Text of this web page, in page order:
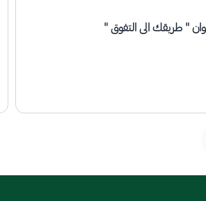
"مراحل تطور علم الإحصاء"